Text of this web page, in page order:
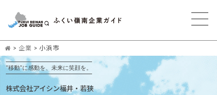
> 企業 > 小浜市
"移動"に感動を、未来に笑顔を。
株式会社アイシン福井・若狭